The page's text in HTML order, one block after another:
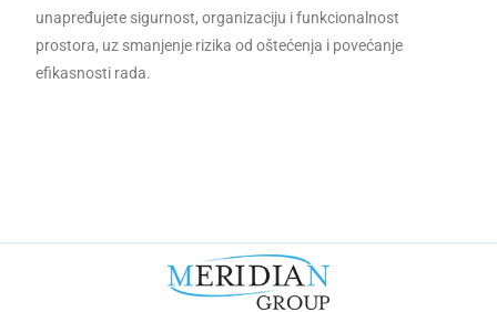
unapređujete sigurnost, organizaciju i funkcionalnost
prostora, uz smanjenje rizika od oštećenja i povećanje
efikasnosti rada.